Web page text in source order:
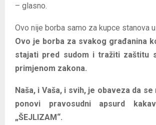
– glasno.
Ovo nije borba samo za kupce stanova u
Ovo je borba za svakog građanina
stajati pred sudom i tražiti zaštitu
primjenom zakona.
Naša, i Vaša, i svih, je obaveza da
ponovi pravosudni apsurd
„ŠEJLIZAM“.